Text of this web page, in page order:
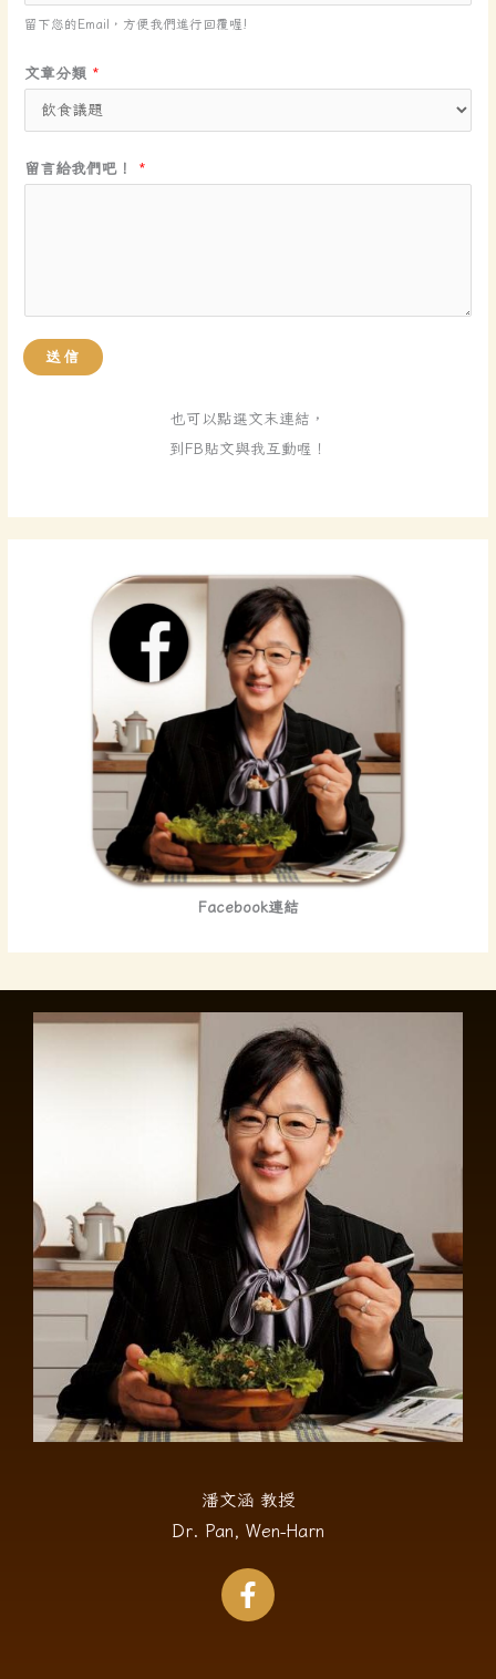
章
類
或
留下您的Email，方便我們進行回覆喔!
文章分類 *
留言給我們吧！ *
送信
也可以點選文末連結，
到FB貼文與我互動喔！
Facebook連結
潘文涵 教授
Dr. Pan, Wen-Harn